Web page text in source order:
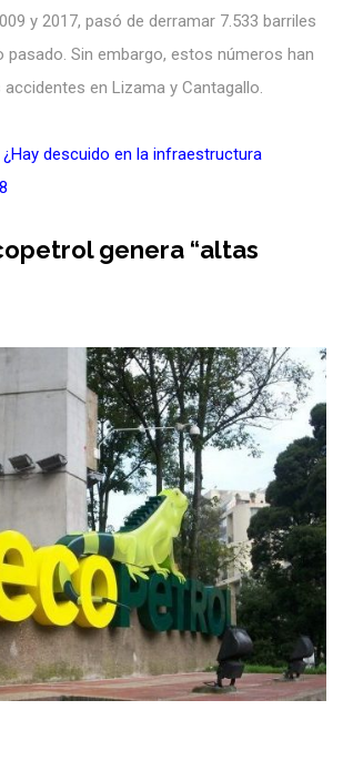
y 2017, pasó de derramar 7.533 barriles
pasado. Sin embargo, estos números han
en Lizama y Cantagallo.
descuido en la infraestructura
genera “altas